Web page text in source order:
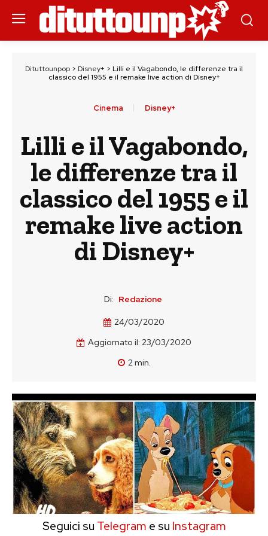
Dituttounpop > Disney+ > Lilli e il Vagabondo, le differenze tra il
classico del 1955 e il remake live action di Disney+
Cinema Disney+
Lilli e il Vagabondo,
le differenze tra il
classico del 1955 e il
remake live action
di Disney+
Di: Redazione
24/03/2020
Aggiornato il: 23/03/2020
2min.
Seguici su Telegram e su Instagram